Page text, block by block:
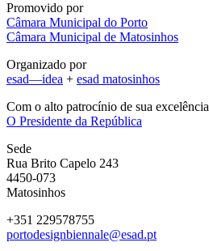
Promovido por
Câmara Municipal do Porto
Câmara Municipal de Matosinhos
Organizado por
esad—idea + esad matosinhos
Com o alto patrocínio de sua excelência
O Presidente da República
Sede
Rua Brito Capelo 243
4450-073
Matosinhos
+351 229578755
portodesignbiennale@esad.pt